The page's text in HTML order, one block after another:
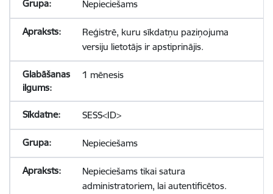
Nepieciešams
Reģistrē, kuru sīkdatņu paziņojuma
versiju lietotājs ir apstiprinājis.
1 mēnesis
SESS<ID>
Nepieciešams
Nepieciešams tikai satura
administratoriem, lai autentificētos.